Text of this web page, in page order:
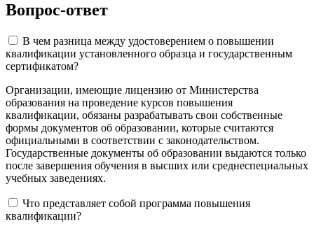
Вопрос-ответ
В чем разница между удостоверением о повышении
квалификации установленного образца и государственным
сертификатом?
Организации, имеющие лицензию от Министерства
образования на проведение курсов повышения
квалификации, обязаны разрабатывать свои собственные
формы документов об образовании, которые считаются
официальными в соответствии с законодательством.
Государственные документы об образовании выдаются только
после завершения обучения в высших или среднеспециальных
учебных заведениях.
Что представляет собой программа повышения
квалификации?